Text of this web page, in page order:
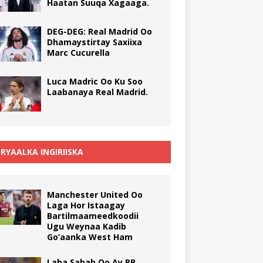
Haatan Suuqa Xagaaga.
DEG-DEG: Real Madrid Oo
Dhamaystirtay Saxiixa
Marc Cucurella
Luca Madric Oo Ku Soo
Laabanaya Real Madrid.
INGIRIISKA
Manchester United Oo
Laga Hor Istaagay
Bartilmaameedkoodii
Ugu Weynaa Kadib
Go’aanka West Ham